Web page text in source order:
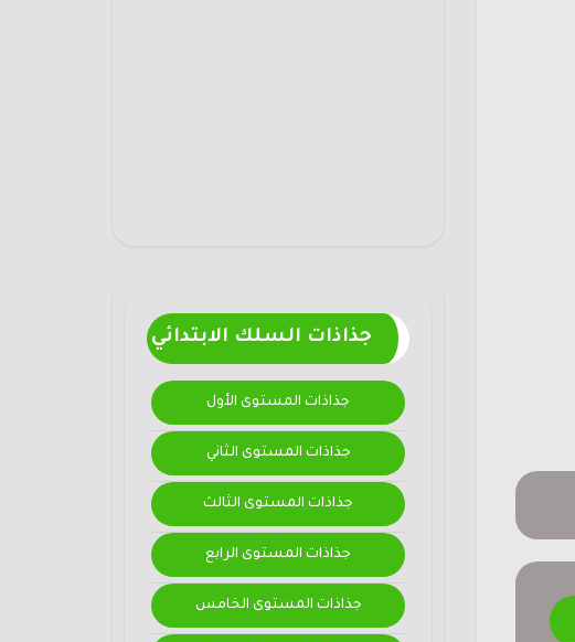
جذاذات السلك الابتدائي
جذاذات المستوى الأول
جذاذات المستوى الثاني
جذاذات المستوى الثالث
جذاذات المستوى الرابع
جذاذات المستوى الخامس